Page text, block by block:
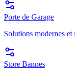
Porte de Garage
Solutions modernes et
Store Bannes